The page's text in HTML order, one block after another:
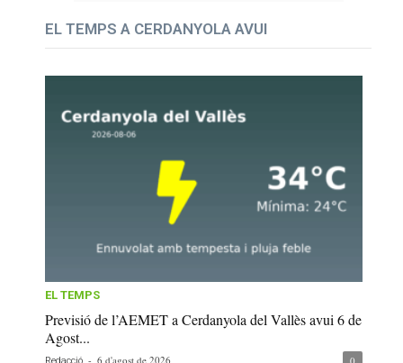
EL TEMPS A CERDANYOLA AVUI
EL TEMPS
Previsió de l’AEMET a Cerdanyola del Vallès avui 6 de
Agost...
Redacció - 6 d'agost de 2026 0